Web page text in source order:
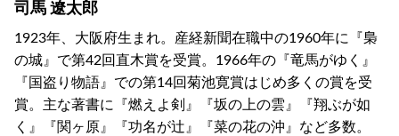
司馬 遼太郎
1923年、大阪府生まれ。産経新聞在職中の1960年に『梟
の城』で第42回直木賞を受賞。1966年の『竜馬がゆく』
『国盗り物語』での第14回菊池寛賞はじめ多くの賞を受
賞。主な著書に『燃えよ剣』『坂の上の雲』『翔ぶが如
く』『関ヶ原』『功名が辻』『菜の花の沖』など多数。